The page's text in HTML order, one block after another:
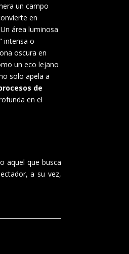
un campo
en
área luminosa
intensa o
oscura en
un eco lejano
solo apela a
de
en el
aquel que busca
a su vez,